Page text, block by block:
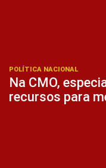
POLÍTICA NACIONAL
Na CMO,
recursos para